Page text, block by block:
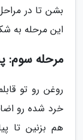
بشن تا در
این مرحله به
مرحله سوم:
روغن رو تو
خرد شده رو
هم بزنین تا